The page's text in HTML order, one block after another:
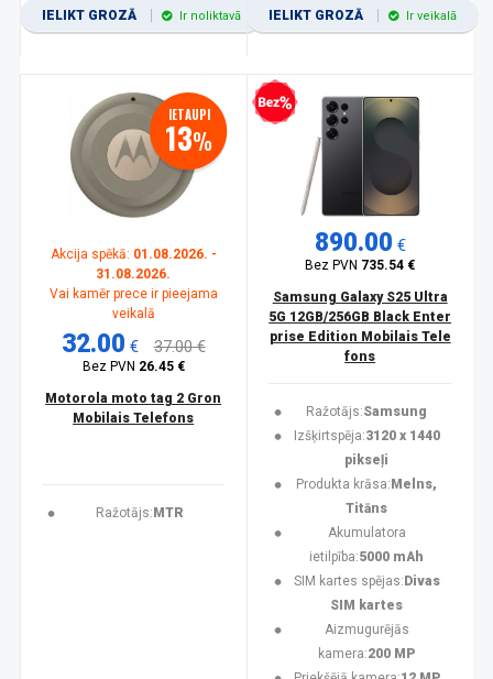
IELIKT GROZĀ Ir noliktavā IELIKT GROZĀ Ir veikalā
IETAUPI
13%
Akcija spēkā: 01.08.2026. -
31.08.2026.
Vai kamēr prece ir pieejama
veikalā
32.00 € 37.00 €
Bez PVN 26.45 €
Motorola moto tag 2 Gron
Mobilais Telefons
Ražotājs: MTR
Bezprocentu kredīts
890.00 €
Bez PVN 735.54 €
Samsung Galaxy S25 Ultra
5G 12GB/256GB Black Enter
prise Edition Mobilais Tele
fons
Ražotājs:Samsung
Izšķirtspēja:3120 x 1440
pikseļi
Produkta krāsa: Melns,
Titāns
Akumulatora
ietilpība:5000 mAh
SIM kartes spējas: Divas
SIM kartes
Aizmugurējās
kamera:200 MP